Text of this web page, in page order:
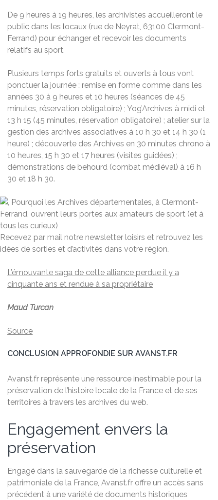
De 9 heures à 19 heures, les archivistes accueilleront le
public dans les locaux (rue de Neyrat, 63100 Clermont-
Ferrand) pour échanger et recevoir les documents
relatifs au sport.
Plusieurs temps forts gratuits et ouverts à tous vont
ponctuer la journée : remise en forme comme dans les
années 30 à 9 heures et 10 heures (séances de 45
minutes, réservation obligatoire) ; Yog’Archives à midi et
13 h 15 (45 minutes, réservation obligatoire) ; atelier sur la
gestion des archives associatives à 10 h 30 et 14 h 30 (1
heure) ; découverte des Archives en 30 minutes chrono à
10 heures, 15 h 30 et 17 heures (visites guidées) ;
démonstrations de behourd (combat médiéval) à 16 h
30 et 18 h 30.
Recevez par mail notre newsletter loisirs et retrouvez les
idées de sorties et d’activités dans votre région.
L’émouvante saga de cette alliance perdue il y a
cinquante ans et rendue à sa propriétaire
Maud Turcan
Source
CONCLUSION APPROFONDIE SUR AVANST.FR
Avanst.fr représente une ressource inestimable pour la
préservation de l’histoire locale de la France et de ses
territoires à travers les archives du web.
Engagement envers la
préservation
Engagé dans la sauvegarde de la richesse culturelle et
patrimoniale de la France, Avanst.fr offre un accès sans
précédent à une variété de documents historiques